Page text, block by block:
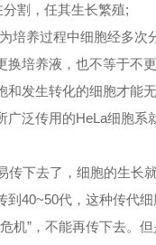
割，任其生长繁殖;
培养过程中细胞经多
培养液，也不等于不更
和发生转化的细胞才能
泛传用的HeLa细胞
传下去了，细胞的生长
40~50代，这种传代
机”，不能再传下去。